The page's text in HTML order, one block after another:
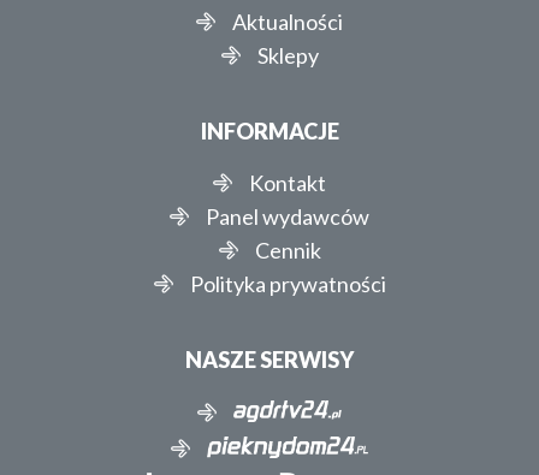
Aktualności
Sklepy
INFORMACJE
Kontakt
Panel wydawców
Cennik
Polityka prywatności
NASZE SERWISY